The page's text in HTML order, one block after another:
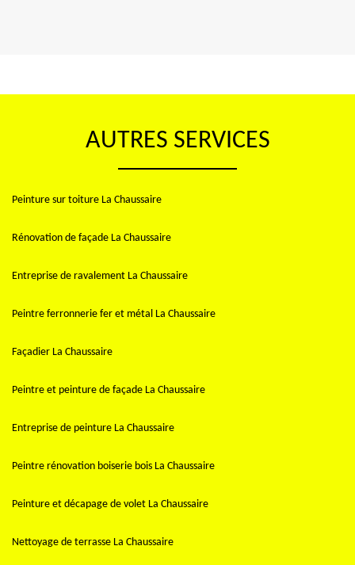
AUTRES SERVICES
Peinture sur toiture La Chaussaire
Rénovation de façade La Chaussaire
Entreprise de ravalement La Chaussaire
Peintre ferronnerie fer et métal La Chaussaire
Façadier La Chaussaire
Peintre et peinture de façade La Chaussaire
Entreprise de peinture La Chaussaire
Peintre rénovation boiserie bois La Chaussaire
Peinture et décapage de volet La Chaussaire
Nettoyage de terrasse La Chaussaire